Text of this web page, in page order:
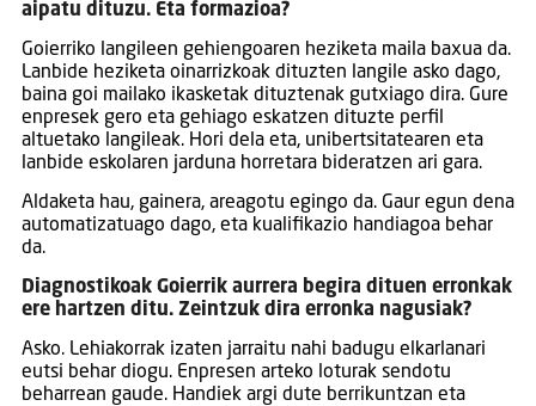
aipatu dituzu. Eta formazioa?
Goierriko langileen gehiengoaren heziketa maila baxua da.
Lanbide heziketa oinarrizkoak dituzten langile asko dago,
baina goi mailako ikasketak dituztenak gutxiago dira. Gure
enpresek gero eta gehiago eskatzen dituzte perfil
altuetako langileak. Hori dela eta, unibertsitatearen eta
lanbide eskolaren jarduna horretara bideratzen ari gara.
Aldaketa hau, gainera, areagotu egingo da. Gaur egun dena
automatizatuago dago, eta kualifikazio handiagoa behar
da.
Diagnostikoak Goierrik aurrera begira dituen erronkak
ere hartzen ditu. Zeintzuk dira erronka nagusiak?
Asko. Lehiakorrak izaten jarraitu nahi badugu elkarlanari
eutsi behar diogu. Enpresen arteko loturak sendotu
beharrean gaude. Handiek argi dute berrikuntzan eta